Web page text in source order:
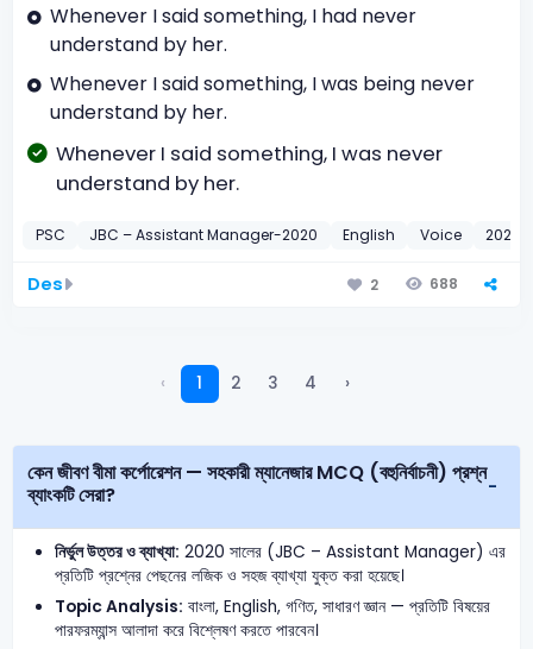
Whenever I said something, I had never
understand by her.
Whenever I said something, I was being never
understand by her.
Whenever I said something, I was never
understand by her.
PSC JBC – Assistant Manager-2020 English Voice 2020
Des 2 688
‹ 1 2 3 4 ›
কেন জীবণ বীমা কর্পোরেশন — সহকারী ম্যানেজার MCQ (বহুনির্বাচনী) প্রশ্ন
ব্যাংকটি সেরা?
নির্ভুল উত্তর ও ব্যাখ্যা: 2020 সালের (JBC – Assistant Manager) এর
প্রতিটি প্রশ্নের পেছনের লজিক ও সহজ ব্যাখ্যা যুক্ত করা হয়েছে।
Topic Analysis: বাংলা, English, গণিত, সাধারণ জ্ঞান — প্রতিটি বিষয়ের
পারফরম্যান্স আলাদা করে বিশ্লেষণ করতে পারবেন।